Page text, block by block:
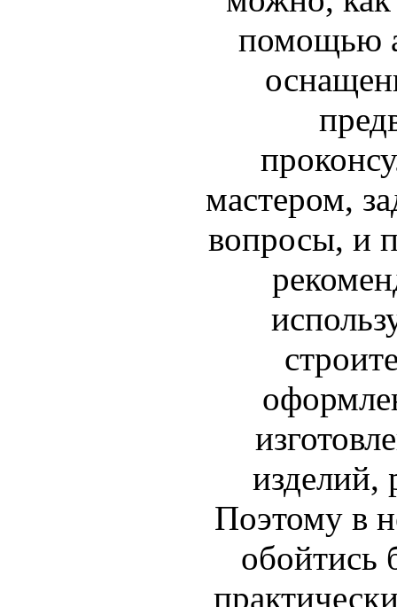
помощью
мастером,
вопросы, и
изделий,
Поэтому в
обойтись